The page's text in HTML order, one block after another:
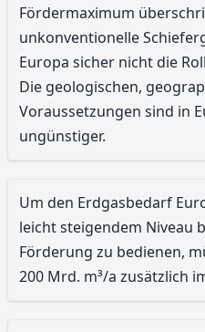
Fördermaximum
unkonventionelle
Europa sicher nicht die
Die geologischen,
Voraussetzungen sind in
ungünstiger.
Um den Erdgasbedarf
leicht steigendem Niveau
Förderung zu bedienen,
200 Mrd. m³/a zusätzlich